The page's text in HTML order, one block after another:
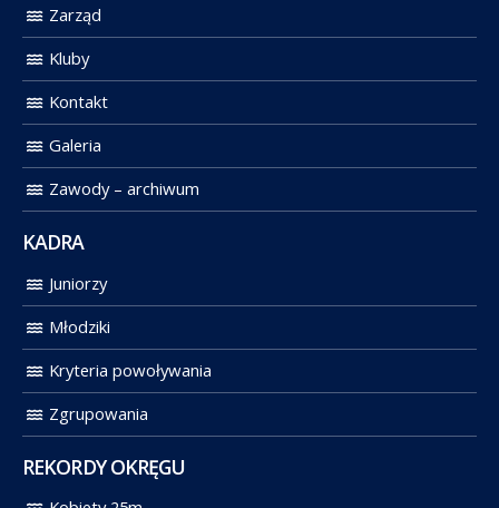
Zarząd
Kluby
Kontakt
Galeria
Zawody – archiwum
KADRA
Juniorzy
Młodziki
Kryteria powoływania
Zgrupowania
REKORDY OKRĘGU